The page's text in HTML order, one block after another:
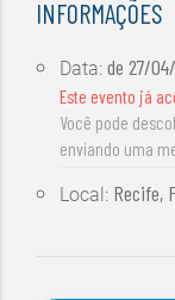
INFORMAÇÕES
Data:de 27/
Este evento já
Você pode
enviando uma
Local: Recife,